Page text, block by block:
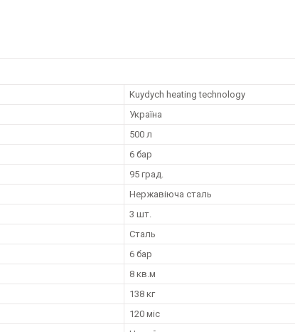
Kuydych heating technology
Україна
500 л
6 бар
95 град.
Нержавіюча сталь
3 шт.
Сталь
6 бар
8 кв.м
138 кг
120 міс